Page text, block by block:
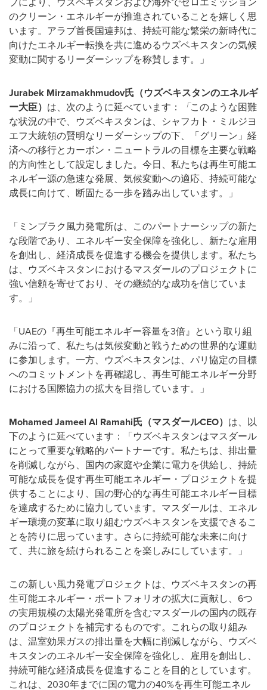
のクリーン・エネルギーが推進されていることを嬉しく思
います。アラブ首長国連邦は、持続可能な繁栄の新時代に
向けたエネルギー転換を共に進めるウズベキスタンの気候
変動に関するリーダーシップを称賛します。」
Jurabek Mirzamakhmudov氏（ウズベキスタンのエネルギ
ー大臣） は、次のように延べています： 「このような困難
な状況の中で、ウズベキスタンは、シャフカト・ミルジヨ
エフ大統領の賢明なリーダーシップの下、「グリーン」経
済への移行とカーボン・ニュートラルの目標を主要な戦略
的方向性として設定しました。今日、私たちは再生可能エ
ネルギー源の急速な発展、気候変動への適応、持続可能な
成長に向けて、断固たる一歩を踏み出しています。」
「ミンブラク風力発電所は、このパートナーシップの新た
な段階であり、エネルギー安全保障を強化し、新たな雇用
を創出し、経済成長を促進する機会を提供します。私たち
は、ウズベキスタンにおけるマスダールのプロジェクトに
強い信頼を寄せており、その継続的な成功を信じていま
す。」
「UAEの『再生可能エネルギー容量を3倍』という取り組
みに沿って、私たちは気候変動と戦うための世界的な運動
に参加します。一方、ウズベキスタンは、パリ協定の目標
へのコミットメントを再確認し、再生可能エネルギー分野
における国際協力の拡大を目指しています。」
Mohamed Jameel Al Ramahi氏（マスダールCEO） は、以
下のように延べています：「ウズベキスタンはマスダール
にとって重要な戦略的パートナーです。私たちは、排出量
を削減しながら、国内の家庭や企業に電力を供給し、持続
可能な成長を促す再生可能エネルギー・プロジェクトを提
供することにより、国の野心的な再生可能エネルギー目標
を達成するために協力しています。マスダールは、エネル
ギー環境の変革に取り組むウズベキスタンを支援できるこ
とを誇りに思っています。さらに持続可能な未来に向け
て、共に旅を続けられることを楽しみにしています。」
この新しい風力発電プロジェクトは、ウズベキスタンの再
生可能エネルギー・ポートフォリオの拡大に貢献し、6つ
の実用規模の太陽光発電所を含むマスダールの国内の既存
のプロジェクトを補完するものです。これらの取り組み
は、温室効果ガスの排出量を大幅に削減しながら、ウズベ
キスタンのエネルギー安全保障を強化し、雇用を創出し、
持続可能な経済成長を促進することを目的としています。
これは、2030年までに国の電力の40%を再生可能エネル